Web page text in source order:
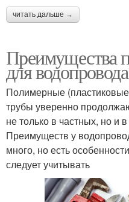
читать дальше →
Преимущества
для водопровода
Полимерные
трубы уверенно
не только в частных, но и
Преимуществ у
много, но есть
следует учитывать